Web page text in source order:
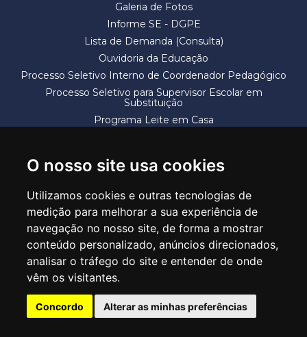
O nosso site usa cookies
Utilizamos cookies e outras tecnologias de
medição para melhorar a sua experiência de
navegação no nosso site, de forma a mostrar
conteúdo personalizado, anúncios direcionados,
analisar o tráfego do site e entender de onde
vêm os visitantes.
Concordo Alterar as minhas preferências
Galeria de Fotos
Informe SE - DGPE
Lista de Demanda (Consulta)
Ouvidoria da Educação
Processo Seletivo Interno de Coordenador Pedagógico
Processo Seletivo para Supervisor Escolar em
Substituição
Programa Leite em Casa
SECRETARIA DE EDUCAÇÃO
Rua Claudino Barbosa, 313 - Macedo - Guarulhos/SP CEP 07113-040
Central de Atendimento: *55 11 2475-7300